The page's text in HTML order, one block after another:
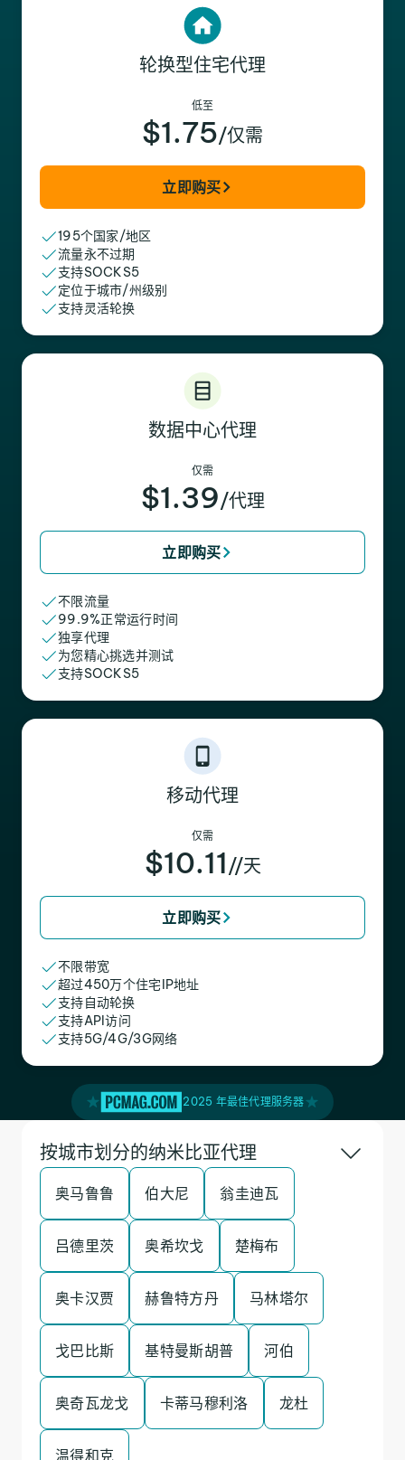
轮换型住宅代理
低至
$1.75/仅需
立即购买
195个国家/地区
流量永不过期
支持SOCKS5
定位于城市/州级别
支持灵活轮换
数据中心代理
仅需
$1.39/代理
立即购买
不限流量
99.9%正常运行时间
独享代理
为您精心挑选并测试
支持SOCKS5
移动代理
仅需
$10.11 //天
立即购买
不限带宽
超过450万个住宅IP地址
支持自动轮换
支持API访问
支持5G/4G/3G网络
2025 年最佳代理服务器
按城市划分的纳米比亚代理
奥马鲁鲁 伯大尼 翁圭迪瓦
吕德里茨 奥希坎戈 楚梅布
奥卡汉贾 赫鲁特方丹 马林塔尔
戈巴比斯 基特曼斯胡普 河伯
奥奇瓦龙戈 卡蒂马穆利洛 龙杜
温得和克